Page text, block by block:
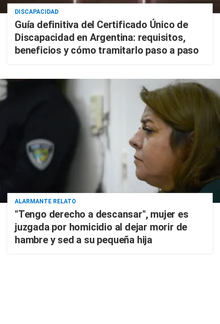
DISCAPACIDAD
Guía definitiva del Certificado Único de
Discapacidad en Argentina: requisitos,
beneficios y cómo tramitarlo paso a paso
ALARMANTE RELATO
"Tengo derecho a descansar", mujer es
juzgada por homicidio al dejar morir de
hambre y sed a su pequeña hija